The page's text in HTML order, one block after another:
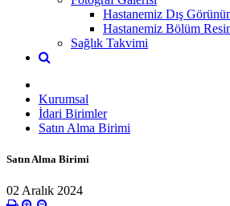
Hastanemiz Dış
Hastanemiz Bölüm
Sağlık Takvimi
Kurumsal
İdari Birimler
Satın Alma Birimi
Satın Alma Birimi
02 Aralık 2024